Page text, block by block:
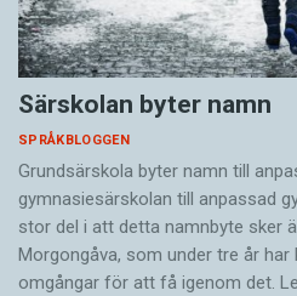
Särskolan byter namn
SPRÅKBLOGGEN
Grundsärskola byter namn till
gymnasiesärskolan till anpassad
stor del i att detta namnbyte sker
Morgongåva, som under tre år
omgångar för att få igenom det.